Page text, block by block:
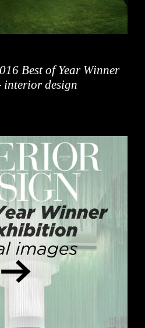
Best of Year Winner
design